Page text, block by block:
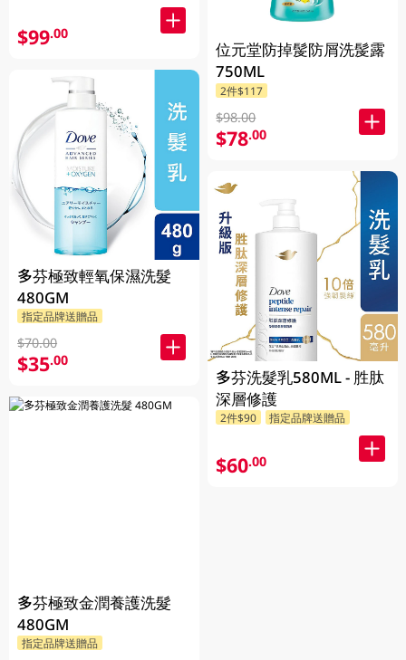
$99.00
多芬極致輕氧保濕洗髮
480GM
指定品牌送贈品
$70.00
$35.00
多芬極致金潤養護洗髮
480GM
指定品牌送贈品
位元堂防掉髲防屑洗髲露
750ML
2件$117
$98.00
$78.00
多芬洗髮乳580ML - 胜肽
深層修護
2件$90 指定品牌送贈品
$60.00